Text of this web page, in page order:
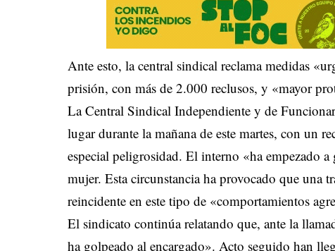
Ante esto, la central sindical reclama medidas
prisión, con más de 2.000 reclusos, y «mayor
La Central Sindical Independiente y de
lugar durante la mañana de este martes, con un
especial peligrosidad. El interno «ha empezado
mujer. Esta circunstancia ha provocado que una
reincidente en este tipo de «comportamientos
El sindicato continúa relatando que, ante la
ha golpeado al encargado». Acto seguido han